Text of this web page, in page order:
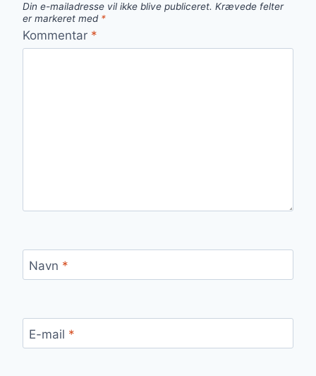
Din e-mailadresse vil ikke blive publiceret. Krævede felter
er markeret med *
Kommentar *
Navn *
E-mail *